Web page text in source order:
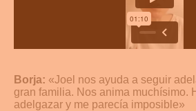
Borja: «Joel nos ayuda a seguir
gran familia. Nos anima muchísimo.
adelgazar y me parecía imposible»